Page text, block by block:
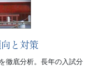
と対策
徹底分析。長年の入試分